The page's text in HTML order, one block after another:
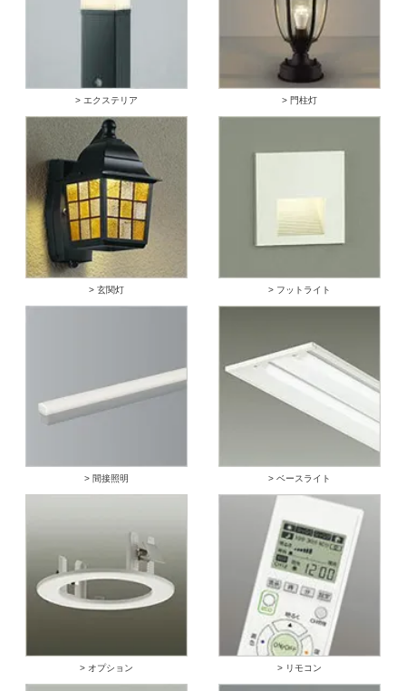
> エクステリア > 門柱灯
> 玄関灯 > フットライト
> 間接照明 > ベースライト
> オプション > リモコン